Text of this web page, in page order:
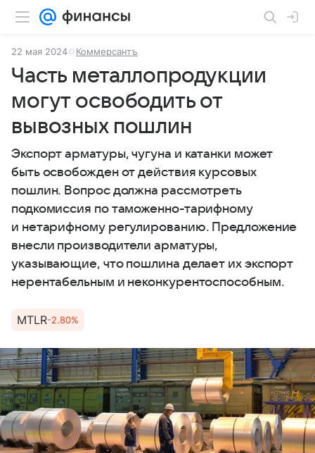
22 мая 2024 Коммерсантъ
Часть металлопродукции
могут освободить от
вывозных пошлин
Экспорт арматуры, чугуна и катанки может
быть освобожден от действия курсовых
пошлин. Вопрос должна рассмотреть
подкомиссия по таможенно-тарифному
и нетарифному регулированию. Предложение
внесли производители арматуры,
указывающие, что пошлина делает их экспорт
нерентабельным и неконкурентоспособным.
MTLR-2.80%